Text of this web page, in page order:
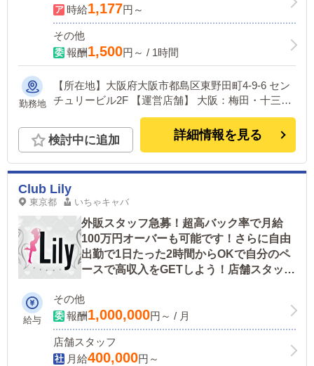
時給1,177円～
その他
報酬1,500円～ / 1時間
勤務地
【所在地】大阪府大阪市都島区東野田町4-9-6 セン
チュリービル2F 【運営店舗】 大阪：梅田・十三・
京橋・日本橋・難波・谷九・天王寺・布施・堺 兵
庫：神戸三宮
検討中に追加 詳細情報を見る
Club Lily
東京都 いちゃキャバ
外販スタッフ急募！超高バック率で月給
100万円オーバーも可能です！さらに自由
出勤で1日たった2時間からOKで自分のペ
ースで高収入をGETしよう！店舗スタッフ
給与
その他
報酬1,000,000円～ / 月
店舗スタッフ
月給400,000円～